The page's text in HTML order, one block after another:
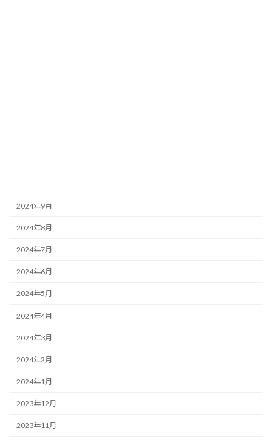
2024年9月
2024年8月
2024年7月
2024年6月
2024年5月
2024年4月
2024年3月
2024年2月
2024年1月
2023年12月
2023年11月